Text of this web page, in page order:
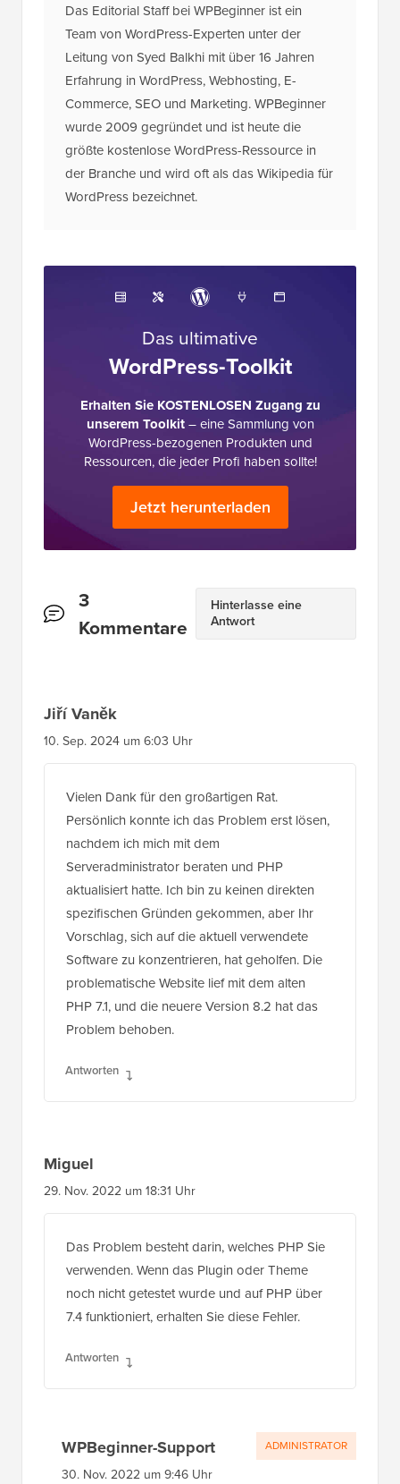
Das Editorial Staff bei WPBeginner ist ein
Team von WordPress-Experten unter der
Leitung von Syed Balkhi mit über 16 Jahren
Erfahrung in WordPress, Webhosting, E-
Commerce, SEO und Marketing. WPBeginner
wurde 2009 gegründet und ist heute die
größte kostenlose WordPress-Ressource in
der Branche und wird oft als das Wikipedia für
WordPress bezeichnet.
Das ultimative
WordPress-Toolkit
Erhalten Sie KOSTENLOSEN Zugang zu
unserem Toolkit– eine Sammlung von
WordPress-bezogenen Produkten und
Ressourcen, die jeder Profi haben sollte!
Jetzt herunterladen
Leserinteraktionen
3
Kommentare
Hinterlasse eine
Antwort
Jiří Vaněk
10. Sep. 2024 um 6:03 Uhr
Vielen Dank für den großartigen Rat.
Persönlich konnte ich das Problem erst lösen,
nachdem ich mich mit dem
Serveradministrator beraten und PHP
aktualisiert hatte. Ich bin zu keinen direkten
spezifischen Gründen gekommen, aber Ihr
Vorschlag, sich auf die aktuell verwendete
Software zu konzentrieren, hat geholfen. Die
problematische Website lief mit dem alten
PHP 7.1, und die neuere Version 8.2 hat das
Problem behoben.
Antworten
Miguel
29. Nov. 2022 um 18:31 Uhr
Das Problem besteht darin, welches PHP Sie
verwenden. Wenn das Plugin oder Theme
noch nicht getestet wurde und auf PHP über
7.4 funktioniert, erhalten Sie diese Fehler.
Antworten
WPBeginner-Support
30. Nov. 2022 um 9:46 Uhr
ADMINISTRATOR